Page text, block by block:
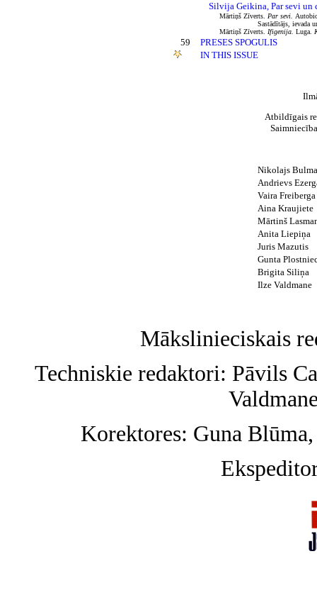
Silvija Geikina, Par sevi un
Mārtiņš Zīverts. Par sevi.
Sastādītājs, ievada un
Mārtiņš Zīverts. Ifigenija. Luga.
59
PRESES SPOGULIS
IN THIS ISSUE
Atbildīgais
Nikolajs
Andrievs
Vaira Freiberga
Aina Kraujiete
Mārtinš
Anita Liepiņa
Juris Mazutis
Gunta
Brigita Siliņa
Ilze Valdmane
Mākslinieciskais
Techniskie redaktori: Pāvils
Korektores: Guna